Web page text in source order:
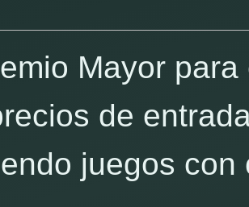
Mayor
de
juegos